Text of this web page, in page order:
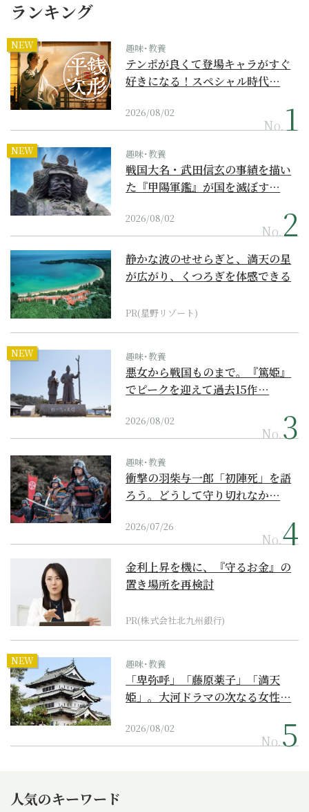
ランキング
NEW 趣味･教養
テンポが良くて登場キャラがすぐ
好きになる！スペシャル時代…
2026/08/02
No.
NEW 趣味･教養
戦国大名・武田信玄の事績を描い
た『甲陽軍鑑』が国を滅ぼす…
2026/08/02
No.
静かな波のせせらぎと、満天の星
が広がり、くつろぎを体感できる
PR(星野リゾート)
NEW 趣味･教養
悪女から戦国ものまで。『篤姫』
でピークを迎えて過去15作…
2026/08/02
No.
趣味･教養
衝撃の羽柴与一郎「初陣死」を語
ろう。どうして守り切れなか…
2026/07/26
No.
金利上昇を機に、『守るお金』の
置き場所を再検討
PR(株式会社北九州銀行)
NEW 趣味･教養
「卑弥呼」「藤原薬子」「満天
姫」。大河ドラマの次なる女性…
2026/08/02
No.
人気のキーワード